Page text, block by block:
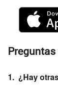
1. ¿Hay